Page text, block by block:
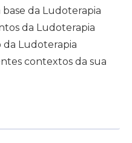
da Ludoterapia
da Ludoterapia
da Ludoterapia
contextos da sua